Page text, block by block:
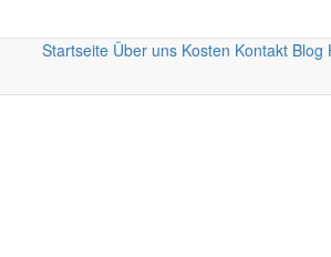
Startseite Über uns Kosten Kontakt Blog